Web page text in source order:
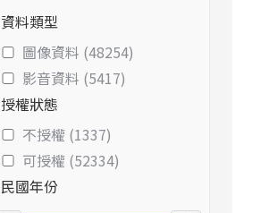
資料類型
圖像資料 (48254)
影音資料 (5417)
授權狀態
不授權 (1337)
可授權 (52334)
民國年份